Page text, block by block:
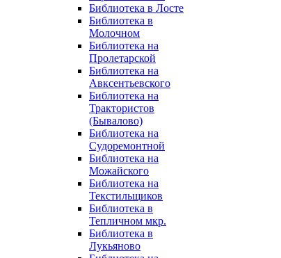
Библиотека в Лосте
Библиотека в
Молочном
Библиотека на
Пролетарской
Библиотека на
Авксентьевского
Библиотека на
Трактористов
(Бывалово)
Библиотека на
Судоремонтной
Библиотека на
Можайского
Библиотека на
Текстильщиков
Библиотека в
Тепличном мкр.
Библиотека в
Лукьяново